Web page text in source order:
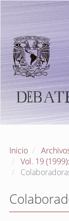
Navegación
principal
Contenido
principal
Barra
lateral
Inicio
Vol. 19